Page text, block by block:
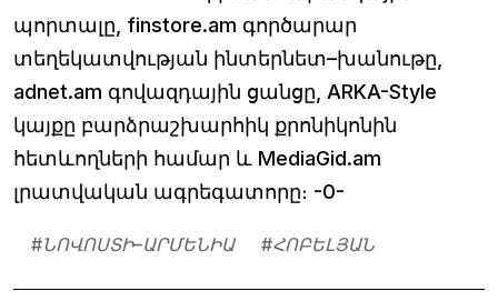
պորտալը, finstore.am գործարար
տեղեկատվության ինտերնետ–խանութը,
adnet.am գովազդային ցանցը, ARKA-Style
կայքը բարձրաշխարհիկ քրոնիկոնին
հետևողների համար և MediaGid.am
լրատվական ագրեգատորը։ -0-
#ՆՈՎՈՍՏԻ–ԱՐՄԵՆԻԱ #ՀՈԲԵԼՅԱՆ